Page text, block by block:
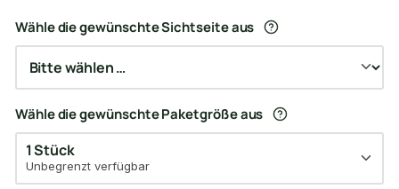
Wähle die gewünschte Sichtseite aus
Wähle die gewünschte Paketgröße aus
1 Stück
Unbegrenzt verfügbar